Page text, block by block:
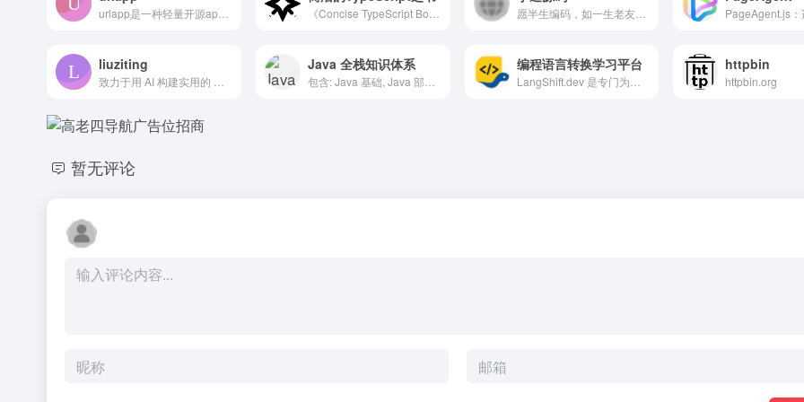
liuziting Java 全栈知识体系 编程语言转换学习平台 httpbin
httpbin.org
暂无评论